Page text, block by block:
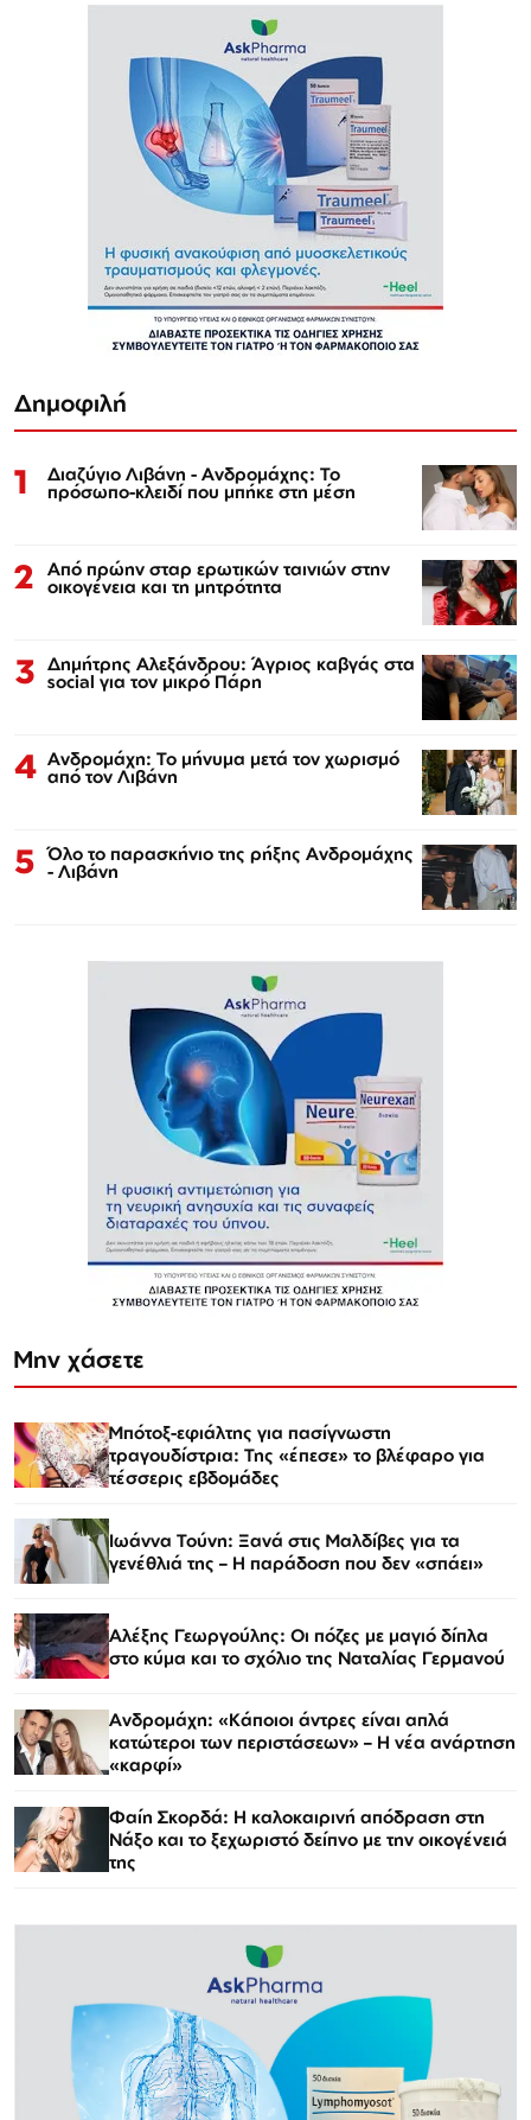
Δημοφιλή
1 Διαζύγιο Λιβάνη - Ανδρομάχης: Το
πρόσωπο-κλειδί που μπήκε στη μέση
2 Από πρώην σταρ ερωτικών ταινιών στην
οικογένεια και τη μητρότητα
3 Δημήτρης Αλεξάνδρου: Άγριος καβγάς στα
social για τον μικρό Πάρη
4 Ανδρομάχη: Το μήνυμα μετά τον χωρισμό
από τον Λιβάνη
5 Όλο το παρασκήνιο της ρήξης Ανδρομάχης
- Λιβάνη
Μην χάσετε
Μπότοξ-εφιάλτης για πασίγνωστη
τραγουδίστρια: Της «έπεσε» το βλέφαρο για
τέσσερις εβδομάδες
Ιωάννα Τούνη: Ξανά στις Μαλδίβες για τα
γενέθλιά της – Η παράδοση που δεν «σπάει»
Αλέξης Γεωργούλης: Οι πόζες με μαγιό δίπλα
στο κύμα και το σχόλιο της Ναταλίας Γερμανού
Ανδρομάχη: «Κάποιοι άντρες είναι απλά
κατώτεροι των περιστάσεων» – Η νέα ανάρτηση
«καρφί»
Φαίη Σκορδά: Η καλοκαιρινή απόδραση στη
Νάξο και το ξεχωριστό δείπνο με την οικογένειά
της